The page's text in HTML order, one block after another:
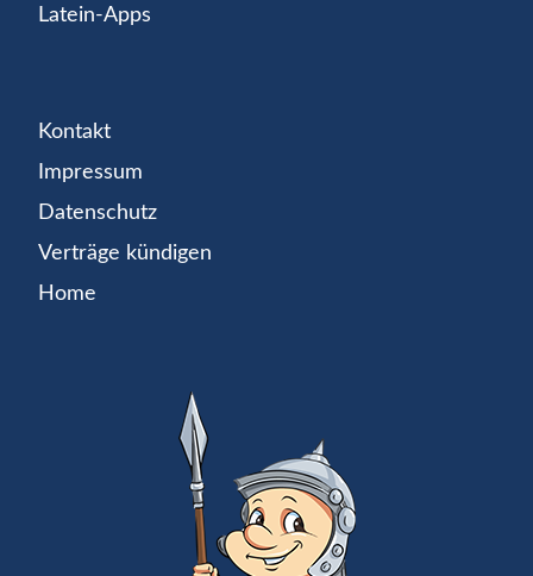
Latein-Apps
Kontakt
Impressum
Datenschutz
Verträge kündigen
Home